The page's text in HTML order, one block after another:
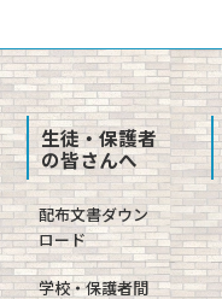
生徒・保護者
の皆さんへ
配布文書ダウン
ロード
学校・保護者間